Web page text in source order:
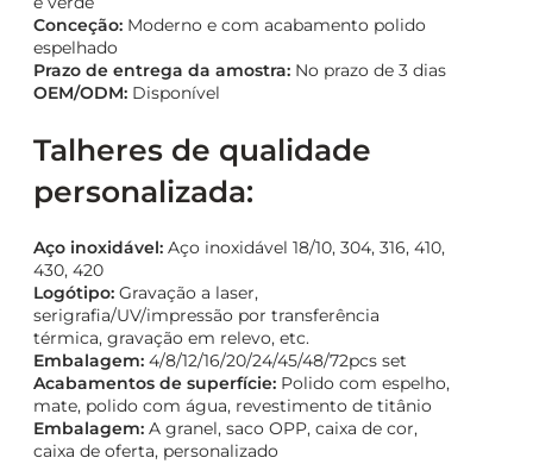
Conceção: Moderno e com acabamento polido
espelhado
Prazo de entrega da amostra: No prazo de 3 dias
OEM/ODM: Disponível
Talheres de qualidade
personalizada:
Aço inoxidável: Aço inoxidável 18/10, 304, 316, 410,
430, 420
Logótipo: Gravação a laser,
serigrafia/UV/impressão por transferência
térmica, gravação em relevo, etc.
Embalagem: 4/8/12/16/20/24/45/48/72pcs set
Acabamentos de superfície: Polido com espelho,
mate, polido com água, revestimento de titânio
Embalagem: A granel, saco OPP, caixa de cor,
caixa de oferta, personalizado